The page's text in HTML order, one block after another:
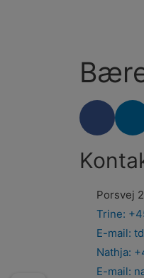
Porsvej
Trine:
E-mail:
Nathja:
E-mail: